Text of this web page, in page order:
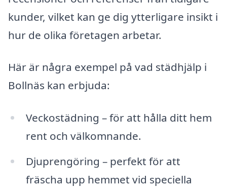
kunder, vilket kan ge dig ytterligare insikt i
hur de olika företagen arbetar.
Här är några exempel på vad städhjälp i
Bollnäs kan erbjuda:
Veckostädning – för att hålla ditt hem
rent och välkomnande.
Djuprengöring – perfekt för att
fräscha upp hemmet vid speciella